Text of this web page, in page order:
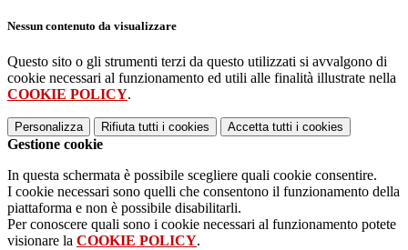
Nessun contenuto da visualizzare
Questo sito o gli strumenti terzi da questo utilizzati si avvalgono di
cookie necessari al funzionamento ed utili alle finalità illustrate nella
COOKIE POLICY.
Personalizza Rifiuta tutti i cookies Accetta tutti i cookies
Gestione cookie
In questa schermata è possibile scegliere quali cookie consentire.
I cookie necessari sono quelli che consentono il funzionamento della
piattaforma e non è possibile disabilitarli.
Per conoscere quali sono i cookie necessari al funzionamento potete
visionare la COOKIE POLICY.